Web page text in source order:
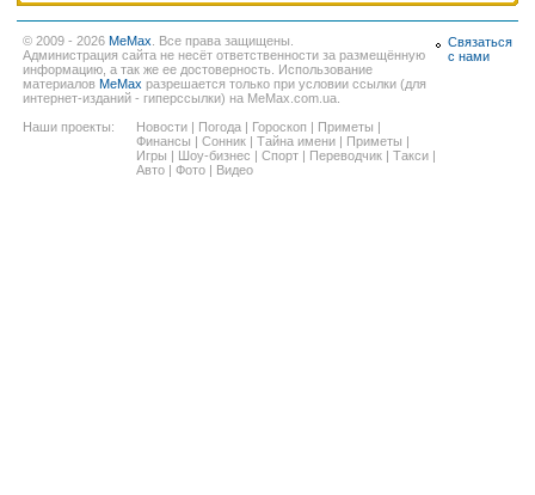
© 2009 - 2026 MeMax . Все права защищены.
Администрация сайта не несёт ответственности за размещённую
информацию, а так же ее достоверность. Использование
материалов MeMax разрешается только при условии ссылки (для
интернет-изданий - гиперссылки) на MeMax.com.ua.
Наши проекты:
Новости | Погода | Гороскоп | Приметы |
Финансы | Сонник | Тайна имени | Приметы |
Игры | Шоу-бизнес | Спорт | Переводчик | Такси |
Авто | Фото | Видео
Связаться
с нами